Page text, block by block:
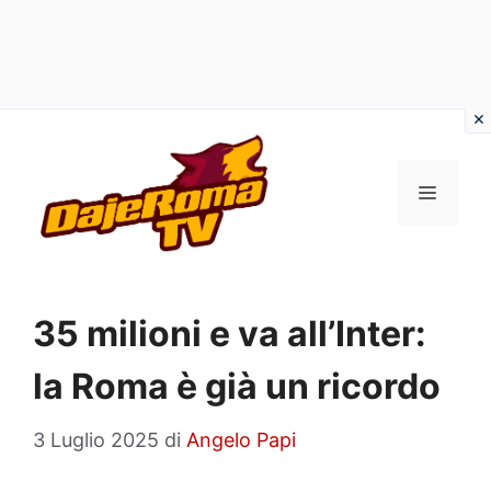
contenuto
MENU
35 milioni e va all’Inter:
la Roma è già un ricordo
3 Luglio 2025 di Angelo Papi